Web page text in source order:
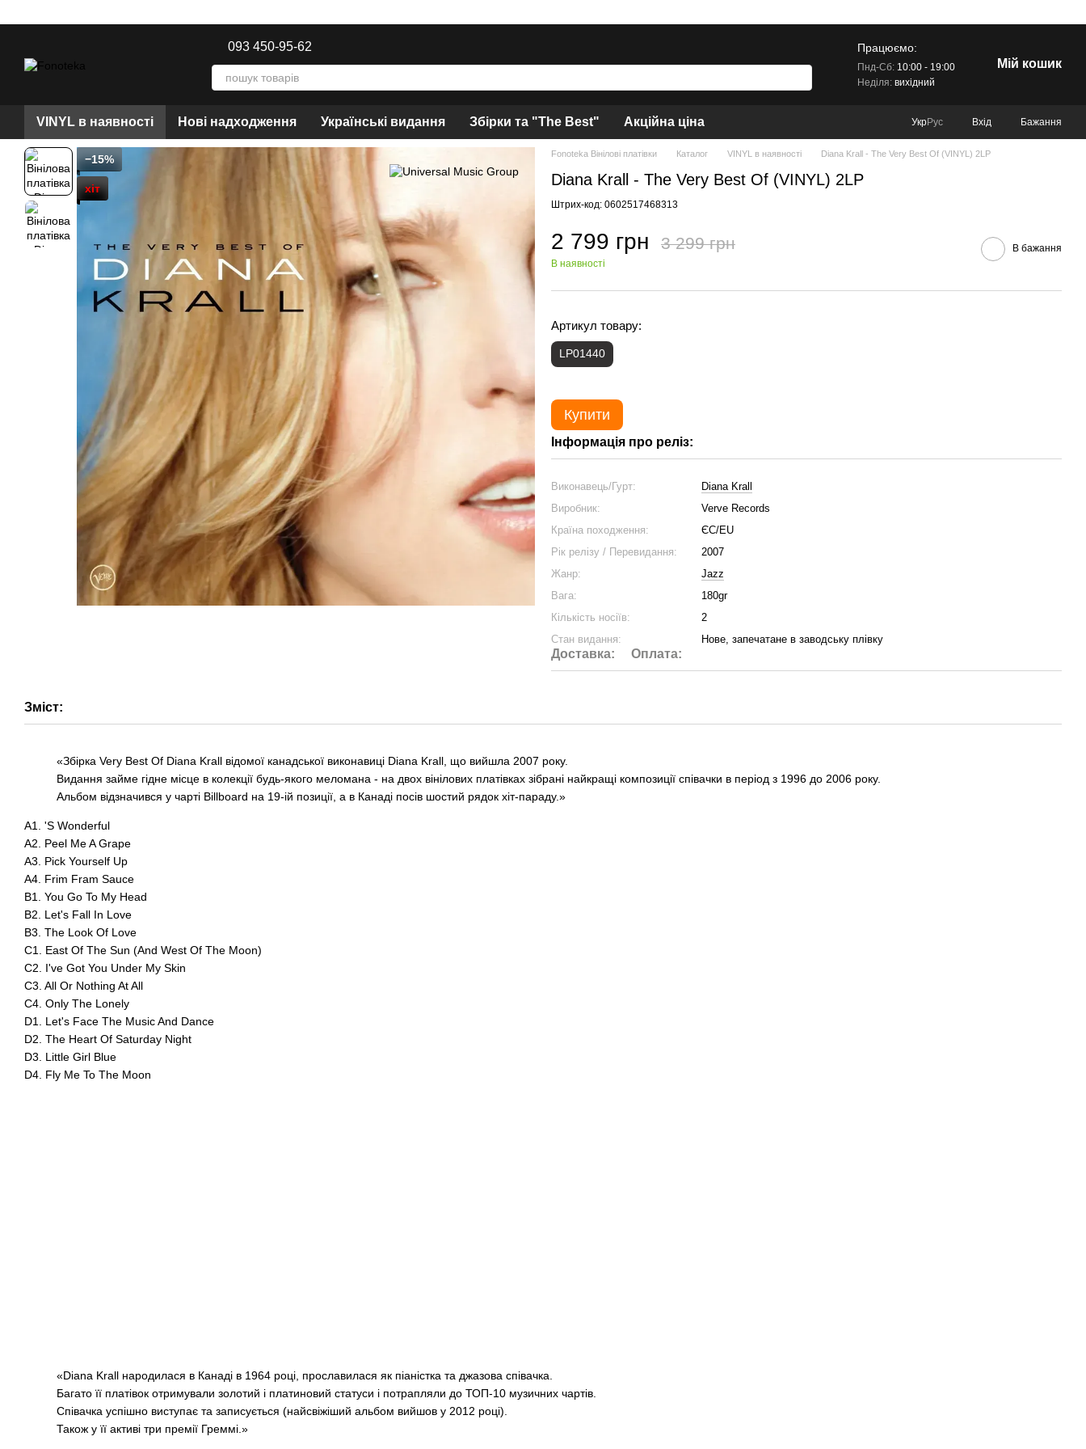
093 450-95-62 Працюємо:
Пнд-Сб:10:00 - 19:00
Неділя:вихідний
Мій кошик
VINYL в наявності Нові надходження Українські видання Збірки та "The Best" Акційна ціна УкрРус Вхід Бажання
−15%
хіт
Fonoteka Вінілові платівки Каталог VINYL в наявності Diana Krall - The Very Best Of (VINYL) 2LP
Diana Krall - The Very Best Of (VINYL) 2LP
Штрих-код: 0602517468313
2 799 грн 3 299 грн
В наявності
В бажання
Артикул товару:
LP01440
Купити
Інформація про реліз:
Виконавець/Гурт:
Diana Krall
Виробник:
Verve Records
Країна походження:
ЄС/EU
Рік релізу / Перевидання:
2007
Жанр:
Jazz
Вага:
180gr
Кількість носіїв:
2
Стан видання:
Нове, запечатане в заводську плівку
Доставка: Оплата:
Зміст:
«Збірка Very Best Of Diana Krall відомої канадської виконавиці Diana Krall, що вийшла 2007 року.
Видання займе гідне місце в колекції будь-якого меломана - на двох вінілових платівках зібрані найкращі композиції співачки в період з 1996 до 2006 року.
Альбом відзначився у чарті Billboard на 19-ій позиції, а в Канаді посів шостий рядок хіт-параду.»
A1. 'S Wonderful
A2. Peel Me A Grape
A3. Pick Yourself Up
A4. Frim Fram Sauce
B1. You Go To My Head
B2. Let's Fall In Love
B3. The Look Of Love
C1. East Of The Sun (And West Of The Moon)
C2. I've Got You Under My Skin
C3. All Or Nothing At All
C4. Only The Lonely
D1. Let's Face The Music And Dance
D2. The Heart Of Saturday Night
D3. Little Girl Blue
D4. Fly Me To The Moon
«Diana Krall народилася в Канаді в 1964 році, прославилася як піаністка та джазова співачка.
Багато її платівок отримували золотий і платиновий статуси і потрапляли до ТОП-10 музичних чартів.
Співачка успішно виступає та записується (найсвіжіший альбом вийшов у 2012 році).
Також у її активі три премії Греммі.»